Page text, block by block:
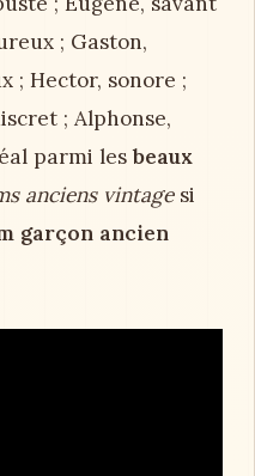
; Gaston,
; Hector, sonore ;
; Alphonse,
parmi lesbeaux
anciens vintagesi
garçon ancien